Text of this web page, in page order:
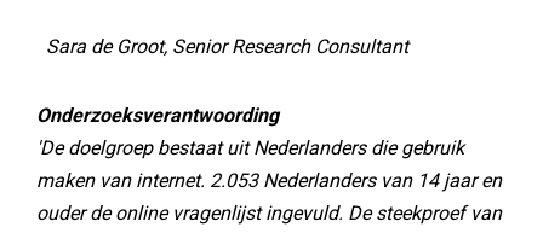
Sara de Groot, Senior Research Consultant
Onderzoeksverantwoording
'De doelgroep bestaat uit Nederlanders die gebruik
maken van internet. 2.053 Nederlanders van 14 jaar en
ouder de online vragenlijst ingevuld. De steekproef van